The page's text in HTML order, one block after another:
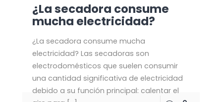
¿La secadora consume
mucha electricidad?
¿La secadora consume mucha
electricidad? Las secadoras son
electrodomésticos que suelen consumir
una cantidad significativa de electricidad
debido a su función principal: calentar el